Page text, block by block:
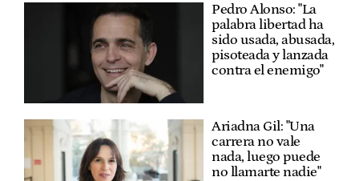
Pedro Alonso: "La
palabra libertad ha
sido usada, abusada,
pisoteada y lanzada
contra el enemigo"
Ariadna Gil: "Una
carrera no vale
nada, luego puede
no llamarte nadie"